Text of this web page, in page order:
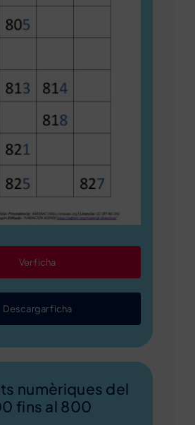
Ver ficha
Descargar ficha
numèriques del
fins al 800